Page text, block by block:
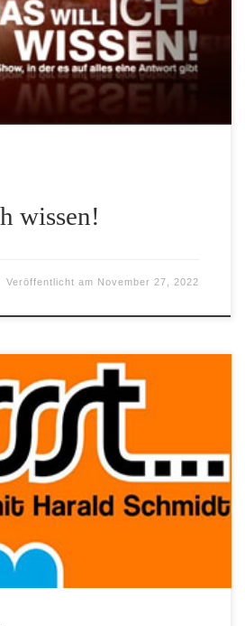
wissen!
Veröffentlicht am November 27, 2022